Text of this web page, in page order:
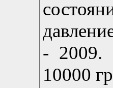
- 2009.
10000